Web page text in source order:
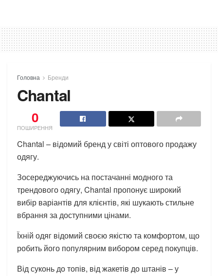
Головна Бренди
Chantal
0
ПОШИРЕННЯ
Chantal – відомий бренд у світі оптового продажу
одягу.
Зосереджуючись на постачанні модного та
трендового одягу, Chantal пропонує широкий
вибір варіантів для клієнтів, які шукають стильне
вбрання за доступними цінами.
Їхній одяг відомий своєю якістю та комфортом, що
робить його популярним вибором серед покупців.
Від суконь до топів, від жакетів до штанів – у